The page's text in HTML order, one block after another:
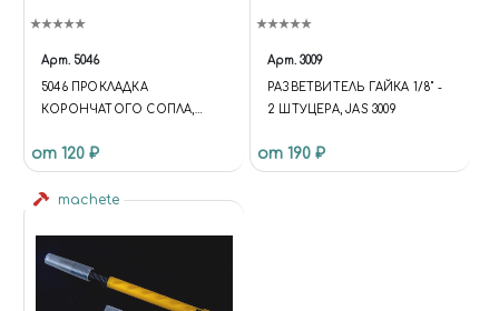
Арт. 5046
5046 ПРОКЛАДКА
КОРОНЧАТОГО СОПЛА,
от 120 ₽
Арт. 3009
РАЗВЕТВИТЕЛЬ ГАЙКА 1/8" -
2 ШТУЦЕРА, JAS 3009
от 190 ₽
machete